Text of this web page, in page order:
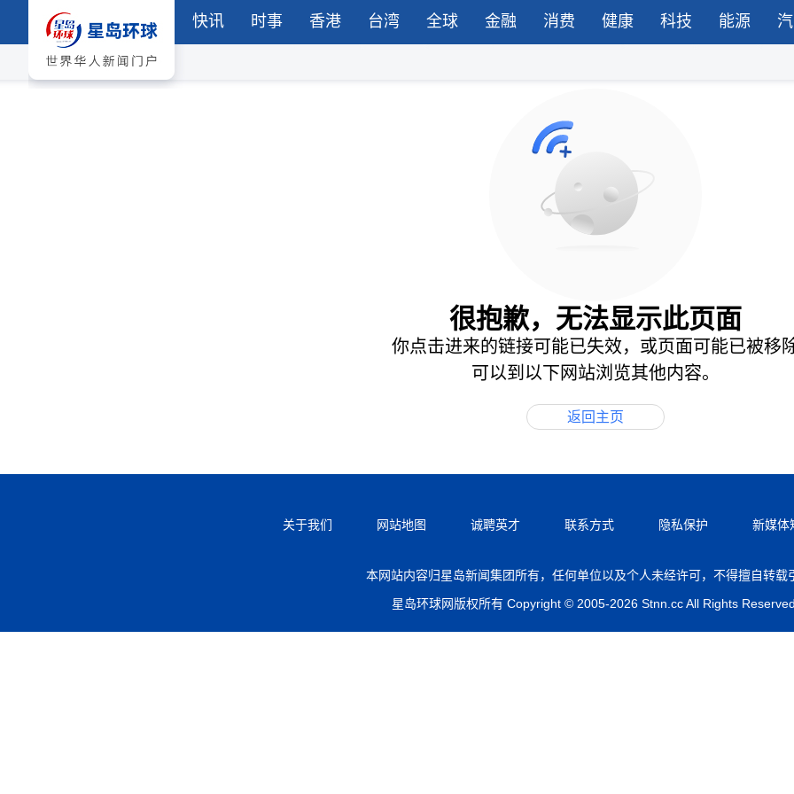
快讯 时事 香港 台湾 全球 金融 消费 健康 科技 能源
很抱歉，无法显示此页面
你点击进来的链接可能已失效，或页面可能已被移
可以到以下网站浏览其他内容。
返回主页
关于我们 网站地图 诚聘英才 联系方式 隐私保护 新媒体
本网站内容归星岛新闻集团所有，任何单位以及个人未经许可，不得擅自转载
星岛环球网版权所有 Copyright © 2005-2026 Stnn.cc All Rights Reserved.